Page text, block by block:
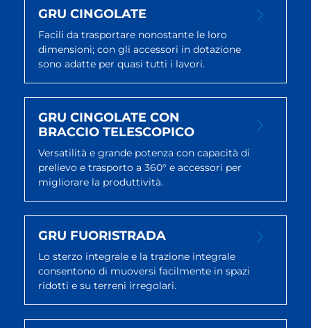
GRU CINGOLATE
Facili da trasportare nonostante le loro
dimensioni; con gli accessori in dotazione
sono adatte per quasi tutti i lavori.
GRU CINGOLATE CON
BRACCIO TELESCOPICO
Versatilità e grande potenza con capacità di
prelievo e trasporto a 360° e accessori per
migliorare la produttività.
GRU FUORISTRADA
Lo sterzo integrale e la trazione integrale
consentono di muoversi facilmente in spazi
ridotti e su terreni irregolari.